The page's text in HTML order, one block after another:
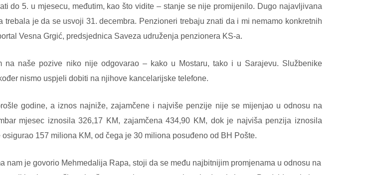
do 5. u mjesecu, međutim, kao što vidite – stanje se nije promijenilo. Dugo najavljivana
je da se usvoji 31. decembra. Penzioneri trebaju znati da i mi nemamo konkretnih
Vesna Grgić, predsjednica Saveza udruženja penzionera KS-a.
na naše pozive niko nije odgovarao – kako u Mostaru, tako i u Sarajevu. Službenike
nismo uspjeli dobiti na njihove kancelarijske telefone.
godine, a iznos najniže, zajamčene i najviše penzije nije se mijenjao u odnosu na
mjesec iznosila 326,17 KM, zajamčena 434,90 KM, dok je najviša penzija iznosila
157 miliona KM, od čega je 30 miliona posuđeno od BH Pošte.
nam je govorio Mehmedalija Rapa, stoji da se među najbitnijim promjenama u odnosu na